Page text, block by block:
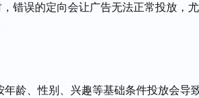
错误的定向会让广告无法正常投放，
年龄、性别、兴趣等基础条件投放会导